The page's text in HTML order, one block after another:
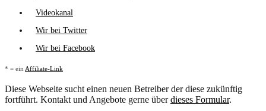
Videokanal
Wir bei Twitter
Wir bei Facebook
* = ein Affiliate-Link
Diese Webseite sucht einen neuen Betreiber der diese zukünftig
fortführt. Kontakt und Angebote gerne überdieses Formular.